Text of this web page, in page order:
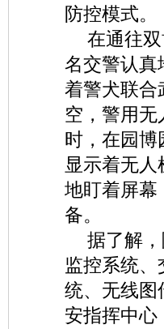
防控模式。
在通往
名交警认真
着警犬联合
空，警用
时，在园博
显示着无
地盯着屏幕
备。
据了解
监控系统、
统、无线图
安指挥中心